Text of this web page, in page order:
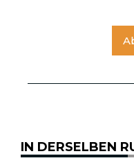
IN DERSELBEN